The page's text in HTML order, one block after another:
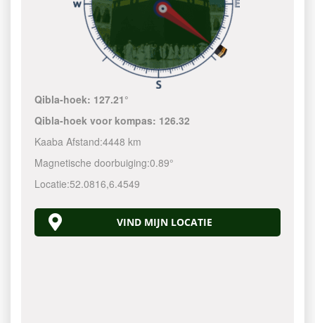
Qibla-hoek: 127.21°
Qibla-hoek voor kompas: 126.32
Kaaba Afstand:4448 km
Magnetische doorbuiging:0.89°
Locatie:52.0816,6.4549
VIND MIJN LOCATIE